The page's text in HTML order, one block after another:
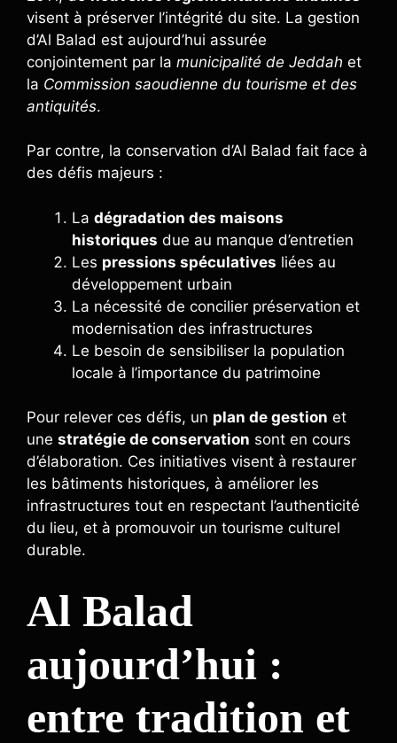
visent à préserver l’intégrité du site. La gestion
d’Al Balad est aujourd’hui assurée
conjointement par la municipalité de Jeddah et
la Commission saoudienne du tourisme et des
antiquités.
Par contre, la conservation d’Al Balad fait face à
des défis majeurs :
La dégradation des maisons
historiques due au manque d’entretien
Les pressions spéculatives liées au
développement urbain
La nécessité de concilier préservation et
modernisation des infrastructures
Le besoin de sensibiliser la population
locale à l’importance du patrimoine
Pour relever ces défis, un plan de gestion et
une stratégie de conservation sont en cours
d’élaboration. Ces initiatives visent à restaurer
les bâtiments historiques, à améliorer les
infrastructures tout en respectant l’authenticité
du lieu, et à promouvoir un tourisme culturel
durable.
Al Balad
aujourd’hui :
entre tradition et